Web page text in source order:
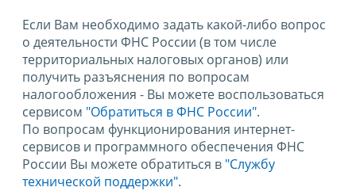
Если Вам необходимо задать какой-либо вопрос
о деятельности ФНС России (в том числе
территориальных налоговых органов) или
получить разъяснения по вопросам
налогообложения - Вы можете воспользоваться
сервисом "Обратиться в ФНС России".
По вопросам функционирования интернет-
сервисов и программного обеспечения ФНС
России Вы можете обратиться в "Службу
технической поддержки".